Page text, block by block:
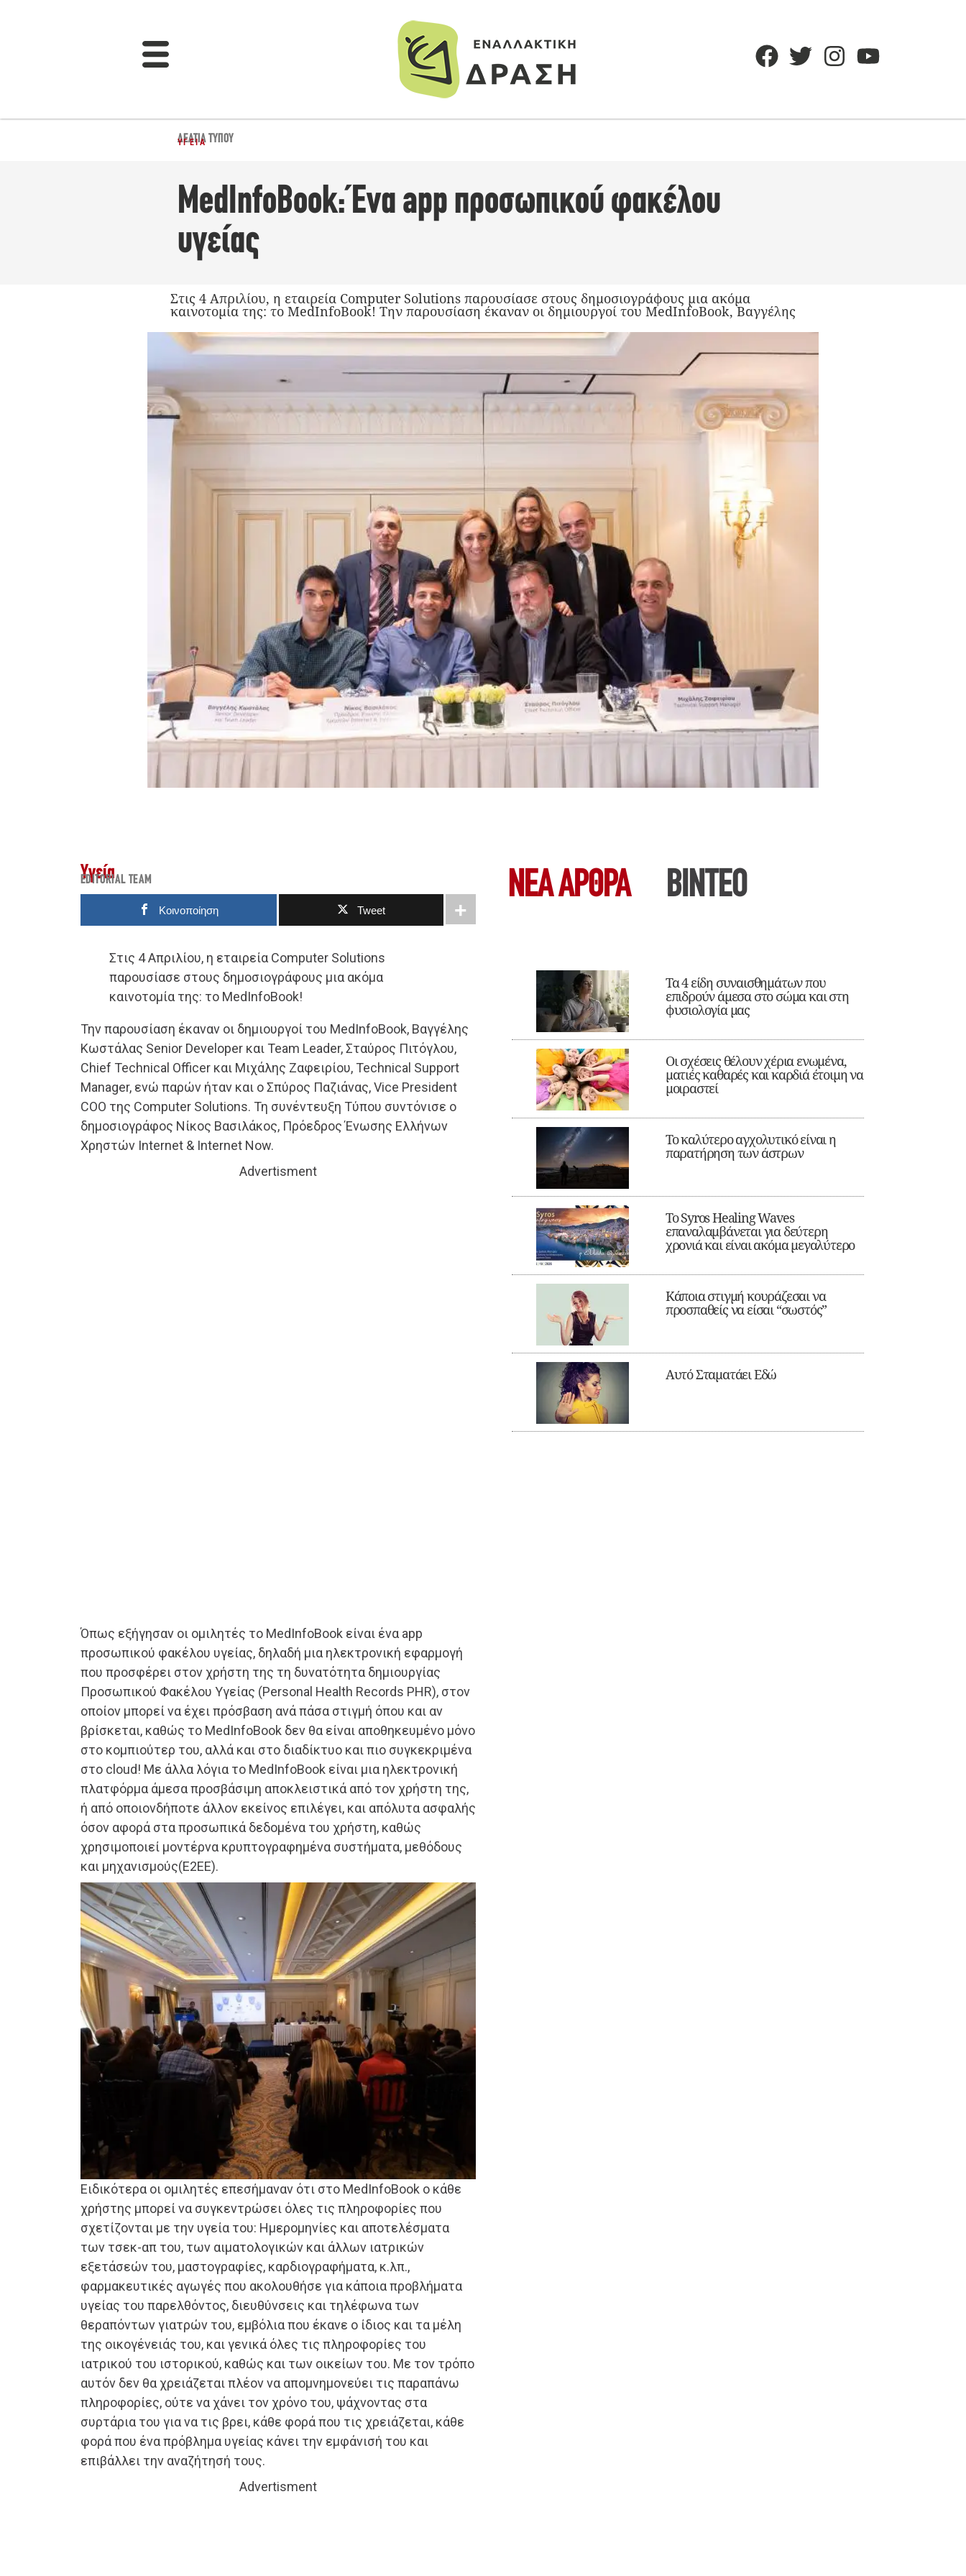
ΔΕΛΤΊΑ ΤΎΠΟΥ
ΥΓΕΊΑ
MedInfoBook: Ένα app προσωπικού φακέλου
υγείας
Στις 4 Απριλίου, η εταιρεία Computer Solutions παρουσίασε στους δημοσιογράφους μια ακόμα
καινοτομία της: το MedInfoBook! Την παρουσίαση έκαναν οι δημιουργοί του MedInfoBook, Βαγγέλης
Υγεία
EDITORIAL TEAM
Κοινοποίηση Tweet
Στις 4 Απριλίου, η εταιρεία Computer Solutions
παρουσίασε στους δημοσιογράφους μια ακόμα
καινοτομία της: το MedInfoBook!
Την παρουσίαση έκαναν οι δημιουργοί του MedInfoBook, Βαγγέλης
Κωστάλας Senior Developer και Team Leader, Σταύρος Πιτόγλου,
Chief Technical Officer και Μιχάλης Ζαφειρίου, Technical Support
Manager, ενώ παρών ήταν και ο Σπύρος Παζιάνας, Vice President
COO της Computer Solutions. Τη συνέντευξη Τύπου συντόνισε ο
δημοσιογράφος Νίκος Βασιλάκος, Πρόεδρος Ένωσης Ελλήνων
Χρηστών Internet & Internet Now.
Advertisment
Όπως εξήγησαν οι ομιλητές το MedInfoBook είναι ένα app
προσωπικού φακέλου υγείας, δηλαδή μια ηλεκτρονική εφαρμογή
που προσφέρει στον χρήστη της τη δυνατότητα δημιουργίας
Προσωπικού Φακέλου Υγείας (Personal Health Records PHR), στον
οποίον μπορεί να έχει πρόσβαση ανά πάσα στιγμή όπου και αν
βρίσκεται, καθώς το MedInfoBook δεν θα είναι αποθηκευμένο μόνο
στο κομπιούτερ του, αλλά και στο διαδίκτυο και πιο συγκεκριμένα
στο cloud! Με άλλα λόγια το MedInfoBook είναι μια ηλεκτρονική
πλατφόρμα άμεσα προσβάσιμη αποκλειστικά από τον χρήστη της,
ή από οποιονδήποτε άλλον εκείνος επιλέγει, και απόλυτα ασφαλής
όσον αφορά στα προσωπικά δεδομένα του χρήστη, καθώς
χρησιμοποιεί μοντέρνα κρυπτογραφημένα συστήματα, μεθόδους
και μηχανισμούς(Ε2ΕΕ).
Ειδικότερα οι ομιλητές επεσήμαναν ότι στο MedInfoBook ο κάθε
χρήστης μπορεί να συγκεντρώσει όλες τις πληροφορίες που
σχετίζονται με την υγεία του: Ημερομηνίες και αποτελέσματα
των τσεκ-απ του, των αιματολογικών και άλλων ιατρικών
εξετάσεών του, μαστογραφίες, καρδιογραφήματα, κ.λπ.,
φαρμακευτικές αγωγές που ακολουθήσε για κάποια προβλήματα
υγείας του παρελθόντος, διευθύνσεις και τηλέφωνα των
θεραπόντων γιατρών του, εμβόλια που έκανε ο ίδιος και τα μέλη
της οικογένειάς του, και γενικά όλες τις πληροφορίες του
ιατρικού του ιστορικού, καθώς και των οικείων του. Με τον τρόπο
αυτόν δεν θα χρειάζεται πλέον να απομνημονεύει τις παραπάνω
πληροφορίες, ούτε να χάνει τον χρόνο του, ψάχνοντας στα
συρτάρια του για να τις βρει, κάθε φορά που τις χρειάζεται, κάθε
φορά που ένα πρόβλημα υγείας κάνει την εμφάνισή του και
επιβάλλει την αναζήτησή τους.
Advertisment
ΝΕΑ ΆΡΘΡΑ ΒΙΝΤΕΟ
Τα 4 είδη συναισθημάτων που
επιδρούν άμεσα στο σώμα και στη
φυσιολογία μας
Οι σχέσεις θέλουν χέρια ενωμένα,
ματιές καθαρές και καρδιά έτοιμη να
μοιραστεί
Το καλύτερο αγχολυτικό είναι η
παρατήρηση των άστρων
Το Syros Healing Waves
επαναλαμβάνεται για δεύτερη
χρονιά και είναι ακόμα μεγαλύτερο
Κάποια στιγμή κουράζεσαι να
προσπαθείς να είσαι “σωστός”
Αυτό Σταματάει Εδώ